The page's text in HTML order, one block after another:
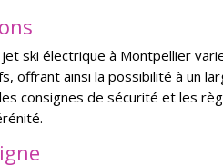
ski électrique à Montpellier
offrant ainsi la possibilité à un
consignes de sécurité et les